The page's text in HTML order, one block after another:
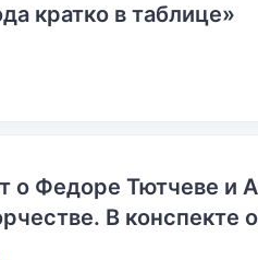
кратко в таблице»
о Федоре Тютчеве и
В конспекте